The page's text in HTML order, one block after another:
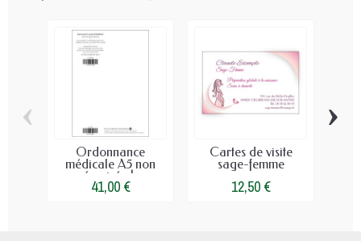
Ordonnance
médicale A5 non
sécurisée |...
41,00 €
Cartes de visite
sage-femme
12,50 €
‹ ›